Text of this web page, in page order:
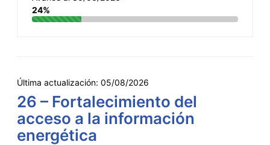
24%
Última actualización: 05/08/2026
26 – Fortalecimiento del
acceso a la información
energética